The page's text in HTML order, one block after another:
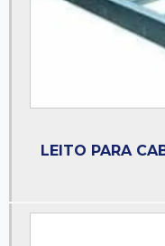
Leito para cabos tipo escada
Leito para cabos tipo pesado
LEITO PARA